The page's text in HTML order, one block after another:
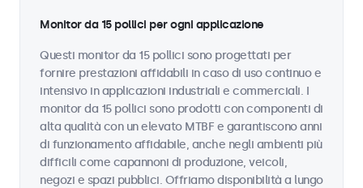
Monitor da 15 pollici per ogni applicazione
Questi monitor da 15 pollici sono progettati per
fornire prestazioni affidabili in caso di uso continuo e
intensivo in applicazioni industriali e commerciali. I
monitor da 15 pollici sono prodotti con componenti di
alta qualità con un elevato MTBF e garantiscono anni
di funzionamento affidabile, anche negli ambienti più
difficili come capannoni di produzione, veicoli,
negozi e spazi pubblici. Offriamo disponibilità a lungo